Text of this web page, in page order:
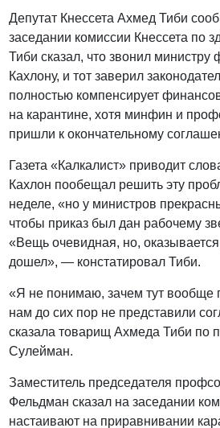
Депутат Кнессета Ахмед Тиби
заседании комиссии Кнессета по
Тиби сказал, что звонил
Кахлону, и тот заверил
полностью компенсирует
на карантине, хотя минфин и
пришли к окончательному
Газета «Калкалист» приводит
Кахлон пообещал решить эту
неделе, «но у министров
чтобы приказ был дан рабочему
«Вещь очевидная, но,
дошел», — констатировал Тиби.
«Я не понимаю, зачем тут вообще
нам до сих пор не представили
сказала товарищ Ахмеда Тиби по
Сулейман.
Заместитель председателя
Фельдман сказал на заседании
настаивают на приравнивании